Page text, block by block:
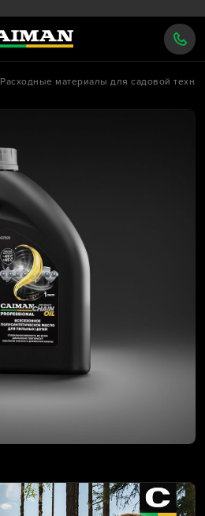
Расходные материалы для садовой